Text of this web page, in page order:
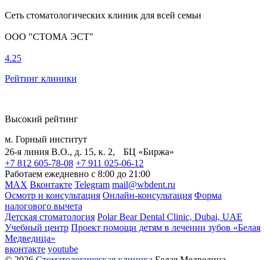
Сеть стоматологических клиник для всей семьи
ООО "СТОМА ЭСТ"
4.25
Рейтинг клиники
Высокий рейтинг
м. Горный институт
26-я линия В.О., д. 15, к. 2, БЦ «Биржа»
+7 812 605-78-08 +7 911 025-06-12
Работаем ежедневно с 8:00 до 21:00
MAX Вконтакте Telegram mail@wbdent.ru
Осмотр и консультация Онлайн-консультация Форма
налогового вычета
Детская стоматология Polar Bear Dental Clinic, Dubai, UAE
Учебный центр Проект помощи детям в лечении зубов «Белая
Медведица»
вконтакте youtube